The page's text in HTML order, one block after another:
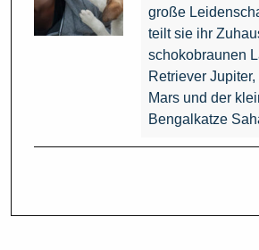
große
teilt sie ihr
schokobraunen
Retriever
Mars und der
Bengalkatze